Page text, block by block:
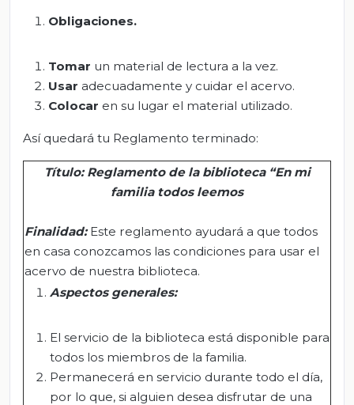
Obligaciones.
Tomar un material de lectura a la vez.
Usar adecuadamente y cuidar el acervo.
Colocar en su lugar el material utilizado.
Así quedará tu Reglamento terminado:
Título: Reglamento de la biblioteca “En mi
familia todos leemos
Finalidad:Este reglamento ayudará a que todos
en casa conozcamos las condiciones para usar el
acervo de nuestra biblioteca.
Aspectos generales:
El servicio de la biblioteca está disponible para
todos los miembros de la familia.
Permanecerá en servicio durante todo el día,
por lo que, si alguien desea disfrutar de una